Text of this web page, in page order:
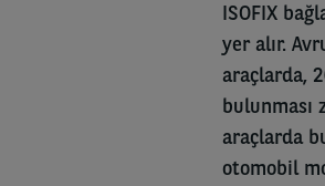
ISOFIX
yer alır.
araçlarda,
bulunması
araçlarda
otomobil